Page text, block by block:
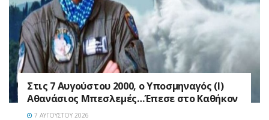
Στις 7 Αυγούστου 2000, ο Υποσμηναγός (Ι)
Αθανάσιος Μπεσλεμές…Έπεσε στο Καθήκον
7 ΑΥΓΟΎΣΤΟΥ 2026